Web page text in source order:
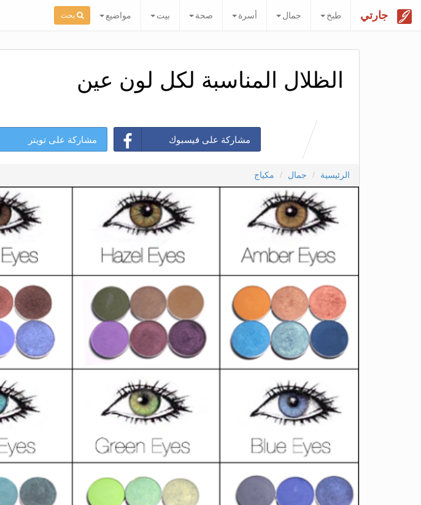
جارتي طبخ جمال أسرة صحة بيت مواضيع بحث
الظلال المناسبة لكل لون عين
مشاركة على فيسبوك مشاركة على تويتر
الرئيسية جمال مكياج